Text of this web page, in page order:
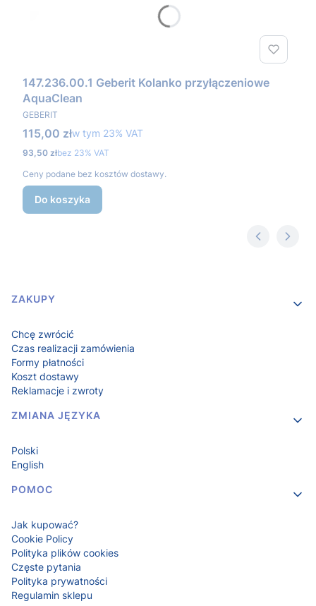
147.236.00.1 Geberit Kolanko przyłączeniowe
AquaClean
PRODUCENT
GEBERIT
Cena brutto
115,00 złw tym %s VAT
w tym 23% VAT
Cena netto
93,50 złbez 23% VAT
Ceny podane bez kosztów dostawy.
Do koszyka
Linki w stopce
ZAKUPY
Chcę zwrócić
Czas realizacji zamówienia
Formy płatności
Koszt dostawy
Reklamacje i zwroty
ZMIANA JĘZYKA
Polski
English
POMOC
Jak kupować?
Cookie Policy
Polityka plików cookies
Częste pytania
Polityka prywatności
Regulamin sklepu